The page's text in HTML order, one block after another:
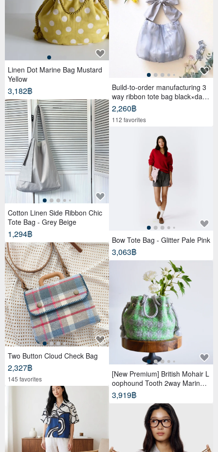
Linen Dot Marine Bag Mustard
Yellow
3,182฿
Cotton Linen Side Ribbon Chic
Tote Bag - Grey Beige
1,294฿
Two Button Cloud Check Bag
2,327฿
145 favorites
Build-to-order manufacturing 3
way ribbon tote bag black×dark
gray
2,260฿
112 favorites
Bow Tote Bag - Glitter Pale Pink
3,063฿
[New Premium] British Mohair L
oophound Tooth 2way Marine B
ag
3,919฿